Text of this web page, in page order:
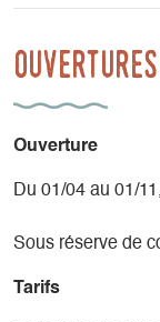
Ouverture
Du 01/04 au 01/
Sous réserve de
Tarifs